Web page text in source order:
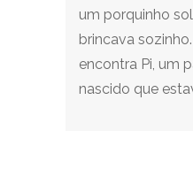
um porquinho
brincava
encontra Pi, um
nascido que